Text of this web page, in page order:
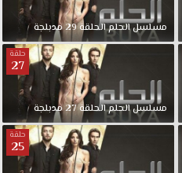
لمشاهدة
جديد
حلقات
المسلسلات
التركية
مسلسل
الحلم
الحلقة
12
مدبلجة
مسلسلالحلمالحلقة29مدبلجة
حلقة
27
مسلسلالحلمالحلقة27مدبلجة
حلقة
25